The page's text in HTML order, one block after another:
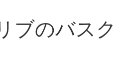
ブのバス